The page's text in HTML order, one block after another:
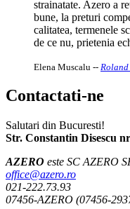
strainatate. Azero a
bune, la preturi
calitatea, termenele
de ce nu, prietenia
Elena Muscalu --
Contactati-ne
Salutari din Bucuresti!
Str. Constantin Disescu
AZERO este SC AZERO
office@azero.ro
021-222.73.93
07456-AZERO (07456-